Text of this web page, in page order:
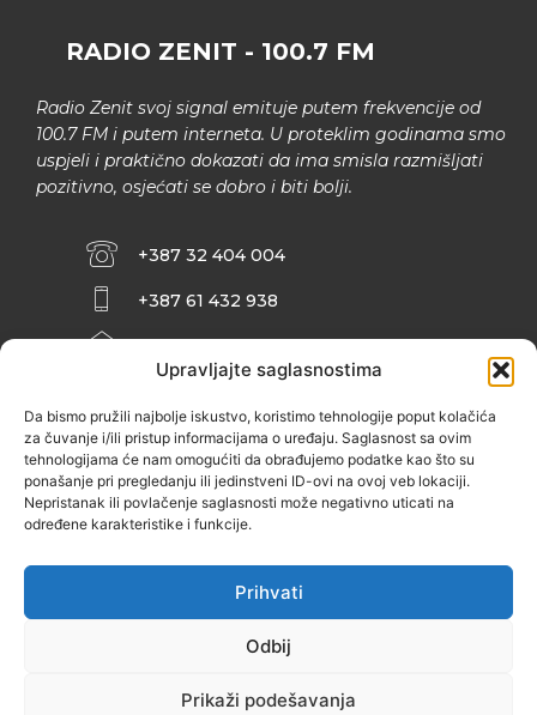
Upravljajte saglasnostima
Da bismo pružili najbolje iskustvo, koristimo tehnologije poput kolačića
za čuvanje i/ili pristup informacijama o uređaju. Saglasnost sa ovim
tehnologijama će nam omogućiti da obrađujemo podatke kao što su
ponašanje pri pregledanju ili jedinstveni ID-ovi na ovoj veb lokaciji.
Nepristanak ili povlačenje saglasnosti može negativno uticati na
određene karakteristike i funkcije.
Prihvati
Odbij
Prikaži podešavanja
RADIO ZENIT - 100.7 FM
Radio Zenit svoj signal emituje putem frekvencije od
100.7 FM i putem interneta. U proteklim godinama smo
uspjeli i praktično dokazati da ima smisla razmišljati
pozitivno, osjećati se dobro i biti bolji.
+387 32 404 004
+387 61 432 938
INFO@ZENIT.BA
ZENIČANKA, 3. SPRAT), 72000 ZENICA